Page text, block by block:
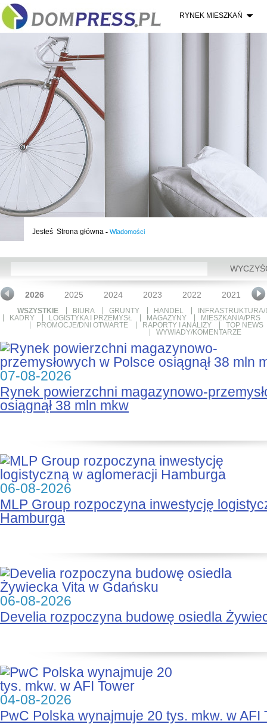
RYNEK MIESZKAŃ
Jesteś Strona główna - Wiadomości
2026 2025 2024 2023 2022 2021
WSZYSTKIE BIURA GRUNTY HANDEL
KADRY
LOGISTYKA I PRZEMYSŁ MAGAZYNY
MIESZKANIA/PRS
PROMOCJE/DNI OTWARTE
RAPORTY I ANALIZY
TOP NEWS
WYWIADY/KOMENTARZE
07-08-2026
Rynek powierzchni magazynowo-
osiągnął 38 mln mkw
06-08-2026
MLP Group rozpoczyna inwestycję
Hamburga
06-08-2026
Develia rozpoczyna budowę osiedla
04-08-2026
PwC Polska wynajmuje 20 tys. mkw. w AFI